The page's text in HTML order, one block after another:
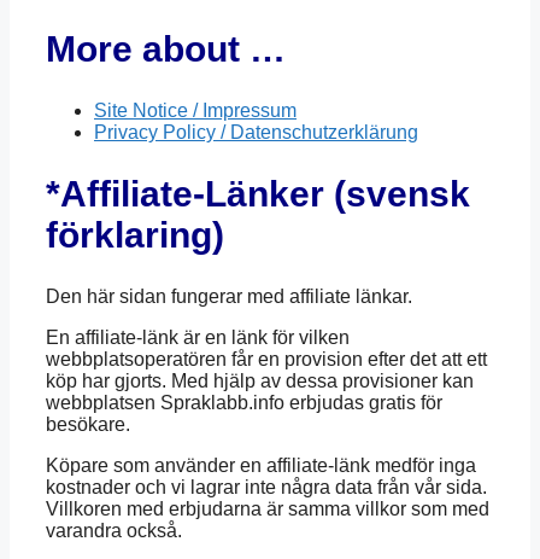
More about …
Site Notice / Impressum
Privacy Policy / Datenschutzerklärung
*Affiliate-Länker (svensk
förklaring)
Den här sidan fungerar med affiliate länkar.
En affiliate-länk är en länk för vilken
webbplatsoperatören får en provision efter det att ett
köp har gjorts. Med hjälp av dessa provisioner kan
webbplatsen Spraklabb.info erbjudas gratis för
besökare.
Köpare som använder en affiliate-länk medför inga
kostnader och vi lagrar inte några data från vår sida.
Villkoren med erbjudarna är samma villkor som med
varandra också.